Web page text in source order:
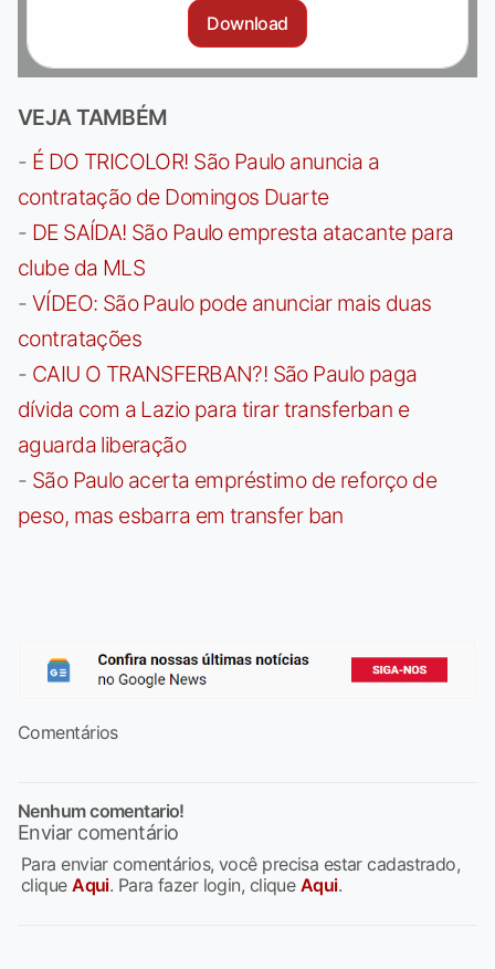
Download
VEJA TAMBÉM
- É DO TRICOLOR! São Paulo anuncia a
contratação de Domingos Duarte
- DE SAÍDA! São Paulo empresta atacante para
clube da MLS
- VÍDEO: São Paulo pode anunciar mais duas
contratações
- CAIU O TRANSFERBAN?! São Paulo paga
dívida com a Lazio para tirar transferban e
aguarda liberação
- São Paulo acerta empréstimo de reforço de
peso, mas esbarra em transfer ban
Comentários
Nenhum comentario!
Enviar comentário
Para enviar comentários, você precisa estar cadastrado,
cliqueAqui. Para fazer login, clique Aqui.